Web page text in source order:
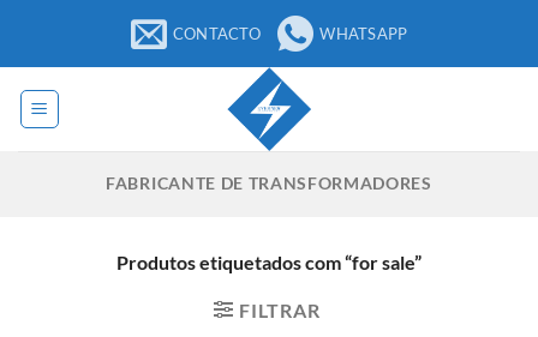
o
conteúdo
CONTACTO WHATSAPP
FABRICANTE DE TRANSFORMADORES
Produtos etiquetados com “for sale”
FILTRAR